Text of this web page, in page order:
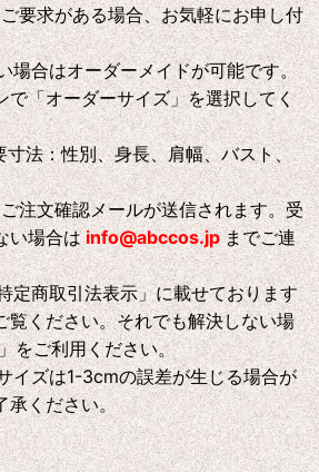
要求がある場合、お気軽にお申し付
場合はオーダーメイドが可能です。
で「オーダーサイズ」を選択してく
寸法：性別、身長、肩幅、バスト、
注文確認メールが送信されます。受
い場合はinfo@abccos.jp までご連
定商取引法表示」に載せております
覧ください。それでも解決しない場
をご利用ください。
イズは1-3cmの誤差が生じる場合が
承ください。